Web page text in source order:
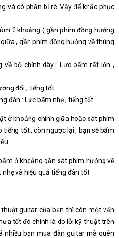
và có phần bị rè. Vậy để khắc phục
3 khoảng ( gần phím đồng hướng
, gần phím đồng hướng về thùng
về bộ chỉnh dây : Lực bấm rất lớn ,
đối , tiếng tốt
đàn : Lực bấm nhẹ , tiếng tốt
ở khoảng chính giữa hoặc sát phím
tiếng tốt , còn ngược lại , bạn sẽ bấm
ở khoảng gần sát phím hướng về
và hiệu quả tiếng đàn tốt
guitar của bạn thì còn một vấn
tốt đó chính là do lỗi kỹ thuật trên
nhiều bạn mua đàn guitar mà quên